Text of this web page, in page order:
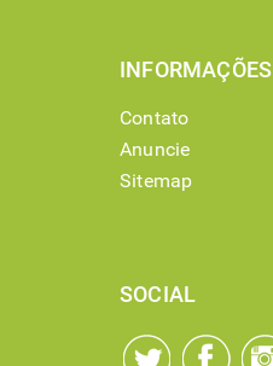
INFORMAÇÕES
Contato
Anuncie
Sitemap
SOCIAL